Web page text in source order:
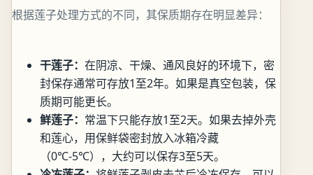
根据莲子处理方式的不同，其保质期存在明显差异：
干莲子： 在阴凉、干燥、通风良好的环境下，密
封保存通常可存放1至2年。如果是真空包装，保
质期可能更长。
鲜莲子： 常温下只能存放1至2天。如果去掉外壳
和莲心，用保鲜袋密封放入冰箱冷藏
（0℃-5℃），大约可以保存3至5天。